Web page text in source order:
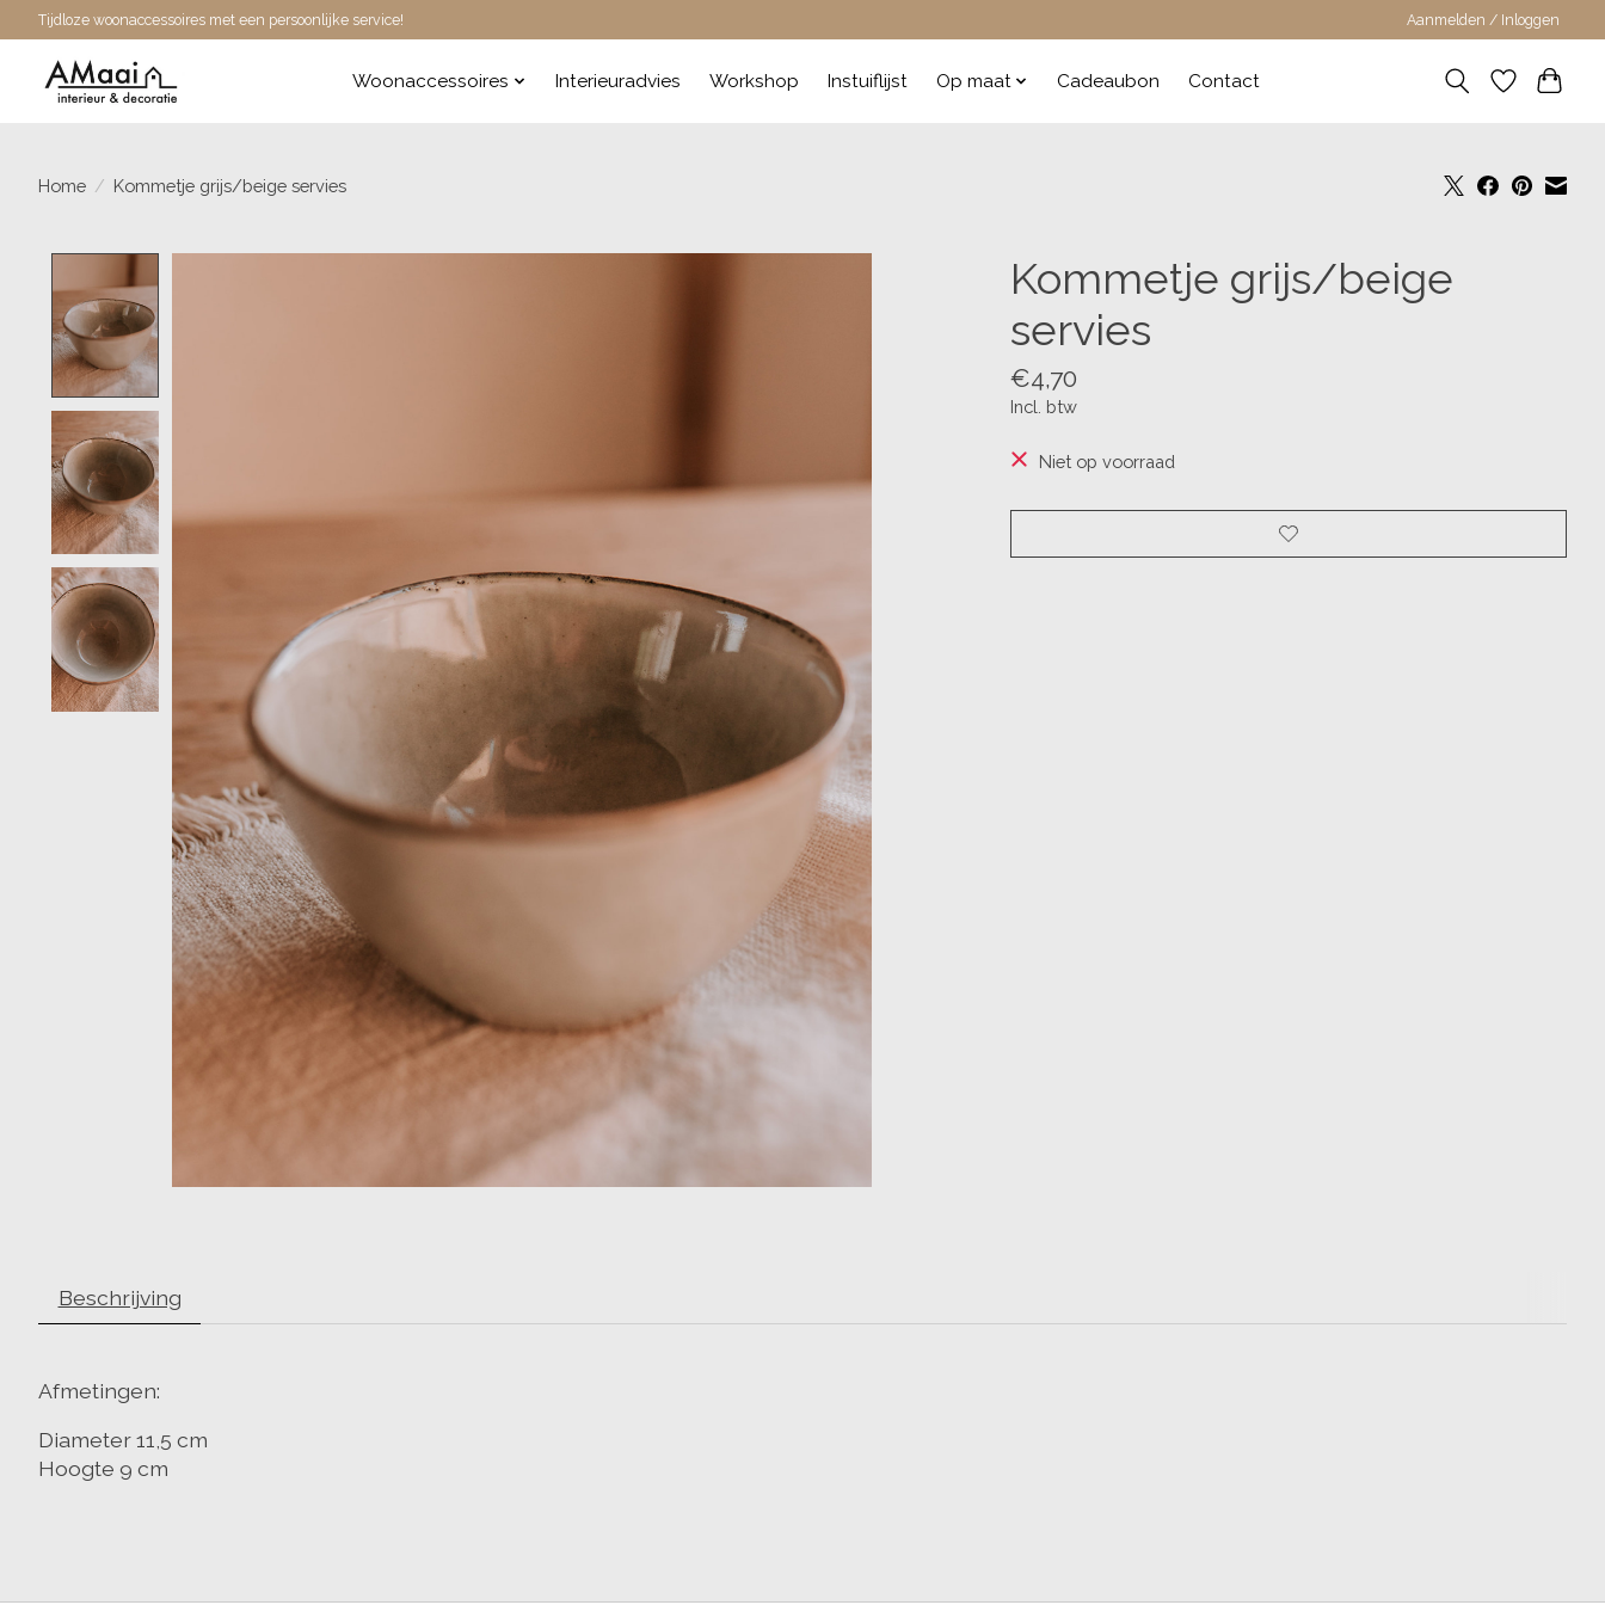
Tijdloze woonaccessoires met een persoonlijke service! Aanmelden / Inloggen
Woonaccessoires Interieuradvies Workshop Instuiflijst Op maat Cadeaubon Contact
Home / Kommetje grijs/beige servies
Kommetje grijs/beige
servies
€4,70
Incl. btw
Niet op voorraad
Beschrijving
Afmetingen:
Diameter 11,5 cm
Hoogte 9 cm